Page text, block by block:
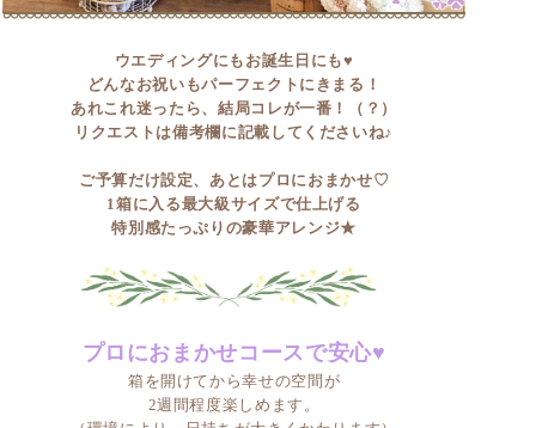
ウエディングにもお誕生日にも♥
どんなお祝いもパーフェクトにきまる！
あれこれ迷ったら、結局コレが一番！（？）
リクエストは備考欄に記載してくださいね♪
ご予算だけ設定、あとはプロにおまかせ♡
1箱に入る最大級サイズで仕上げる
特別感たっぷりの豪華アレンジ★
プロにおまかせコースで安心♥
箱を開けてから幸せの空間が
2週間程度楽しめます。